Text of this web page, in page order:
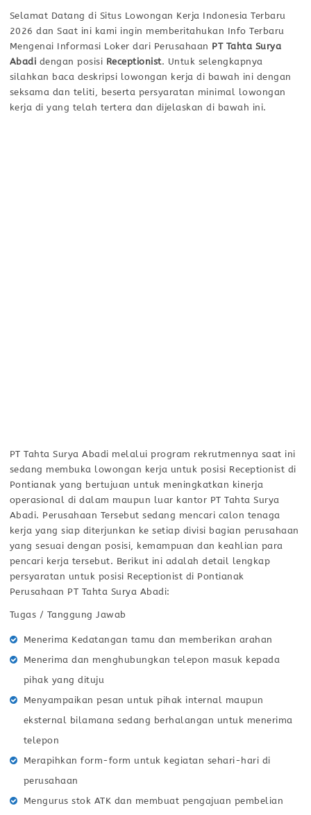
Selamat Datang di Situs Lowongan Kerja Indonesia Terbaru
2026 dan Saat ini kami ingin memberitahukan Info Terbaru
Mengenai Informasi Loker dari Perusahaan PT Tahta Surya
Abadi dengan posisi Receptionist. Untuk selengkapnya
silahkan baca deskripsi lowongan kerja di bawah ini dengan
seksama dan teliti, beserta persyaratan minimal lowongan
kerja di yang telah tertera dan dijelaskan di bawah ini.
PT Tahta Surya Abadi melalui program rekrutmennya saat ini
sedang membuka lowongan kerja untuk posisi Receptionist di
Pontianak yang bertujuan untuk meningkatkan kinerja
operasional di dalam maupun luar kantor PT Tahta Surya
Abadi. Perusahaan Tersebut sedang mencari calon tenaga
kerja yang siap diterjunkan ke setiap divisi bagian perusahaan
yang sesuai dengan posisi, kemampuan dan keahlian para
pencari kerja tersebut. Berikut ini adalah detail lengkap
persyaratan untuk posisi Receptionist di Pontianak
Perusahaan PT Tahta Surya Abadi:
Tugas / Tanggung Jawab
Menerima Kedatangan tamu dan memberikan arahan
Menerima dan menghubungkan telepon masuk kepada
pihak yang dituju
Menyampaikan pesan untuk pihak internal maupun
eksternal bilamana sedang berhalangan untuk menerima
telepon
Merapihkan form-form untuk kegiatan sehari-hari di
perusahaan
Mengurus stok ATK dan membuat pengajuan pembelian